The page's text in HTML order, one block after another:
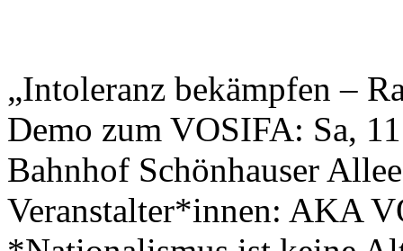
„Intoleranz bekämpfen –
Demo zum VOSIFA: Sa,
Bahnhof Schönhauser
Veranstalter*innen: AKA